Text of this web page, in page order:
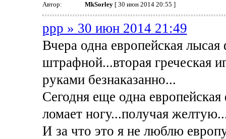
Автор: MkSorley[ 30 июн 2014 20:55 ]
ppp » 30 июн 2014 21:49
Вчера одна европейская
штрафной...вторая греческая
руками безнаказанно...
Сегодня еще одна
ломает ногу...получая
И за что это я не люблю